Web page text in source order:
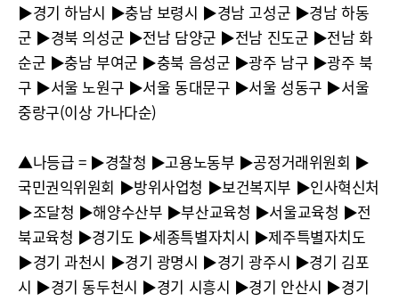
▶︎경기 하남시 ▶︎충남 보령시 ▶︎경남 고성군 ▶︎경남 하동
군 ▶︎경북 의성군 ▶︎전남 담양군 ▶︎전남 진도군 ▶︎전남 화
순군 ▶︎충남 부여군 ▶︎충북 음성군 ▶︎광주 남구 ▶︎광주 북
구 ▶︎서울 노원구 ▶︎서울 동대문구 ▶︎서울 성동구 ▶︎서울
중랑구(이상 가나다순)
▲나등급 = ▶︎경찰청 ▶︎고용노동부 ▶︎공정거래위원회 ▶︎
국민권익위원회 ▶︎방위사업청 ▶︎보건복지부 ▶︎인사혁신처
▶︎조달청 ▶︎해양수산부 ▶︎부산교육청 ▶︎서울교육청 ▶︎전
북교육청 ▶︎경기도 ▶︎세종특별자치시 ▶︎제주특별자치도
▶︎경기 과천시 ▶︎경기 광명시 ▶︎경기 광주시 ▶︎경기 김포
시 ▶︎경기 동두천시 ▶︎경기 시흥시 ▶︎경기 안산시 ▶︎경기